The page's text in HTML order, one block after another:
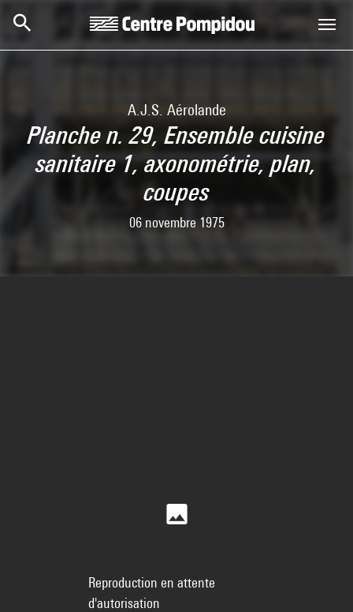
A.J.S. Aérolande
Planche n. 29, Ensemble cuisine
sanitaire 1, axonométrie, plan,
coupes
06 novembre 1975
Reproduction en attente
d'autorisation